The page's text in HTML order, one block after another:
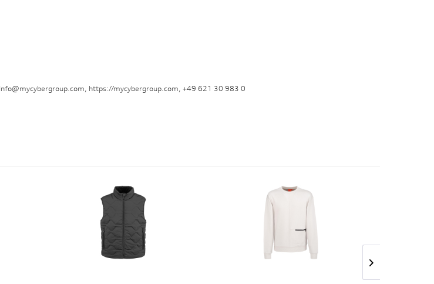
https://mycybergroup.com, +49 621 30 983 0